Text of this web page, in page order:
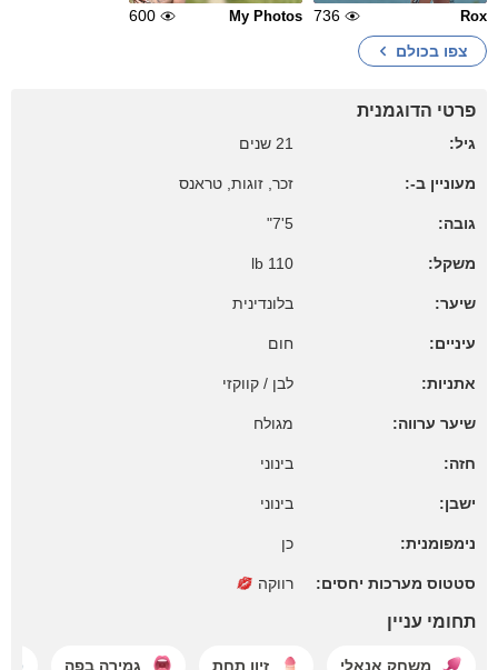
Rox
736
My Photos
600
צפו בכולם
פרטי הדוגמנית
גיל: 21 שנים
מעוניין ב-: זכר, זוגות, טראנס
גובה: 5'7"
משקל: 110 lb
שיער: בלונדינית
עיניים: חום
אתניות: לבן / קווקזי
שיער ערווה: מגולח
חזה: בינוני
ישבן: בינוני
נימפומנית: כן
סטטוס מערכות יחסים: רווקה
תחומי עניין
משחק אנאלי זיון תחת גמירה בפה